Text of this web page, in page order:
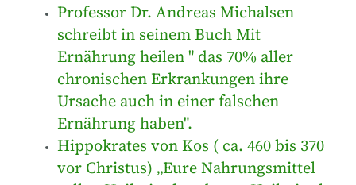
Professor Dr. Andreas Michalsen
schreibt in seinem Buch Mit
Ernährung heilen " das 70% aller
chronischen Erkrankungen ihre
Ursache auch in einer falschen
Ernährung haben".
Hippokrates von Kos ( ca. 460 bis 370
vor Christus) „Eure Nahrungsmittel